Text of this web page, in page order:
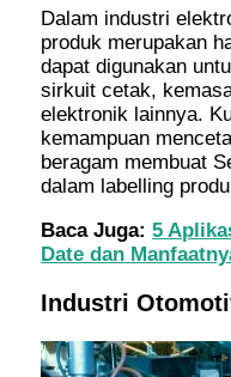
Dalam industri
produk merupakan
dapat digunakan
sirkuit cetak,
elektronik lainnya.
kemampuan
beragam membuat
dalam labelling
Baca Juga:5
Date dan
Industri